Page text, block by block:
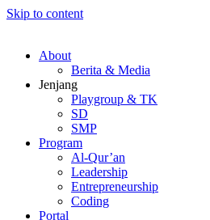
Skip to content
About
Berita & Media
Jenjang
Playgroup & TK
SD
SMP
Program
Al-Qur’an
Leadership
Entrepreneurship
Coding
Portal